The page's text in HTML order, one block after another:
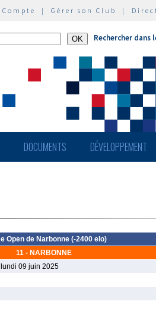
Compte | Gérer son Club |
Rechercher dans
DOCUMENTS DÉVELOPPEMENT
Open de Narbonne (-2400 elo)
11 - NARBONNE
09 juin 2025